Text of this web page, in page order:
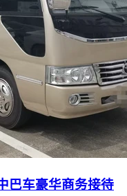
巴车豪华商务接待